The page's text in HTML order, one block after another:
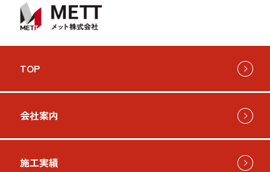
TOP
会社案内
施工実績